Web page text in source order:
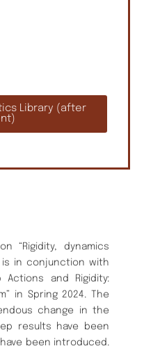
Library (after
“Rigidity, dynamics
in conjunction with
Actions and Rigidity:
in Spring 2024. The
change in the
results have been
been introduced.